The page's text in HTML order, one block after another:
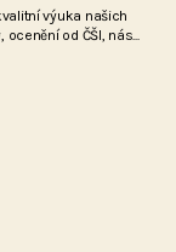
výuka našich
od ČŠI, nás...